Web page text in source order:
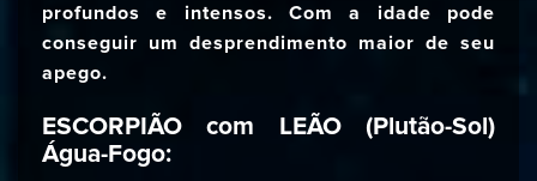
profundos e intensos. Com a idade pode
conseguir um desprendimento maior de seu
apego.
ESCORPIÃO com LEÃO (Plutão-Sol)
Água-Fogo: